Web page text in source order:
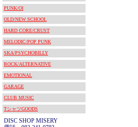
PUNK/OI
OLD/NEW SCHOOL
HARD CORE/CRUST
MELODIC/POP PUNK
SKA/PSYCHOBILLY
ROCK/ALTERNATIVE
EMOTIONAL
GARAGE
CLUB MUSIC
TシャツGOODS
DISC SHOP MISERY